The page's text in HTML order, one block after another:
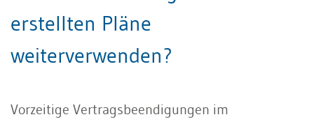
erstellten Pläne
weiterverwenden?
Vorzeitige Vertragsbeendigungen im